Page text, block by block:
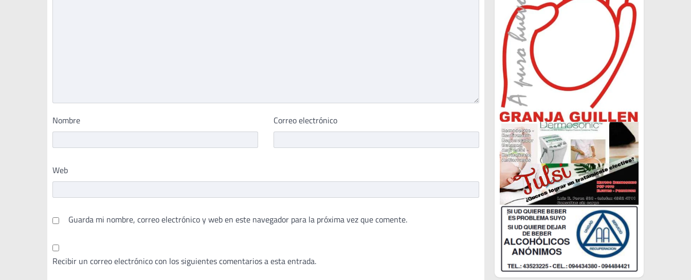
Nombre Correo electrónico
Web
Guarda mi nombre, correo electrónico y web en este navegador para la próxima vez que comente.
Recibir un correo electrónico con los siguientes comentarios a esta entrada.